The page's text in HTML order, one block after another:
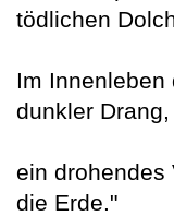
tödlichen
Im Innenleben
dunkler Drang,
ein drohendes
die Erde."